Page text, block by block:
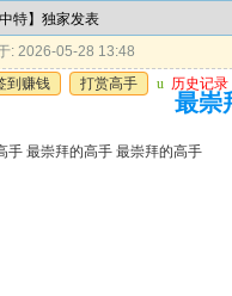
特】独家发表
: 2026-05-28 13:48
到赚钱
打赏高手 u 历史记录
最崇
手 最崇拜的高手 最崇拜的高手